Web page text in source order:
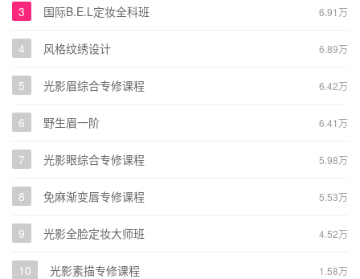
6.91万
3 国际B.E.L定妆全科班
6.89万
4 风格纹绣设计
6.42万
5 光影眉综合专修课程
6.41万
6 野生眉一阶
5.98万
7 光影眼综合专修课程
5.53万
8 免麻渐变唇专修课程
4.52万
9 光影全脸定妆大师班
1.58万
10 光影素描专修课程